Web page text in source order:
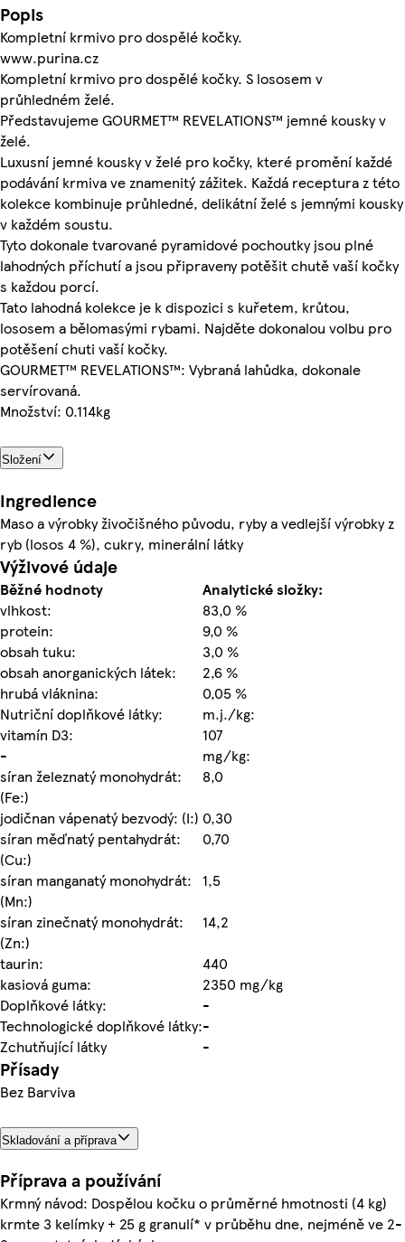
Popis
Kompletní krmivo pro dospělé kočky.
www.purina.cz
Kompletní krmivo pro dospělé kočky. S lososem v
průhledném želé.
Představujeme GOURMET™ REVELATIONS™ jemné kousky v
želé.
Luxusní jemné kousky v želé pro kočky, které promění každé
podávání krmiva ve znamenitý zážitek. Každá receptura z této
kolekce kombinuje průhledné, delikátní želé s jemnými kousky
v každém soustu.
Tyto dokonale tvarované pyramidové pochoutky jsou plné
lahodných příchutí a jsou připraveny potěšit chutě vaší kočky
s každou porcí.
Tato lahodná kolekce je k dispozici s kuřetem, krůtou,
lososem a bělomasými rybami. Najděte dokonalou volbu pro
potěšení chuti vaší kočky.
GOURMET™ REVELATIONS™: Vybraná lahůdka, dokonale
servírovaná.
Množství: 0.114kg
Složení
Ingredience
Maso a výrobky živočišného původu, ryby a vedlejší výrobky z
ryb (losos 4 %), cukry, minerální látky
Výživové údaje
Běžné hodnoty
Analytické složky:
vlhkost:
83,0 %
protein:
9,0 %
obsah tuku:
3,0 %
obsah anorganických látek:
2,6 %
hrubá vláknina:
0,05 %
Nutriční doplňkové látky:
m.j./kg:
vitamín D3:
107
-
mg/kg:
síran železnatý monohydrát:
(Fe:)
8,0
jodičnan vápenatý bezvodý: (I:) 0,30
síran měďnatý pentahydrát:
(Cu:)
0,70
síran manganatý monohydrát:
(Mn:)
1,5
síran zinečnatý monohydrát:
(Zn:)
14,2
taurin:
440
kasiová guma:
2350 mg/kg
Doplňkové látky:
-
Technologické doplňkové látky:-
Zchutňující látky
-
Přísady
Bez Barviva
Skladování a příprava
Příprava a používání
Krmný návod: Dospělou kočku o průměrné hmotnosti (4 kg)
krmte 3 kelímky + 25 g granulí* v průběhu dne, nejméně ve 2-